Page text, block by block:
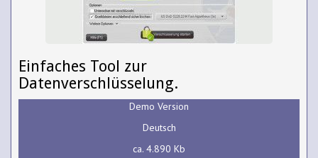
Einfaches Tool zur
Datenverschlüsselung.
Demo Version
Deutsch
ca. 4.890 Kb